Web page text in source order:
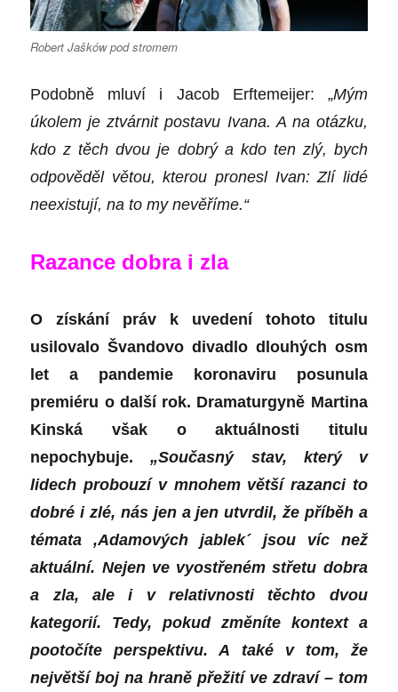
Robert Jašków pod stromem
Podobně mluví i Jacob Erftemeijer: „Mým
úkolem je ztvárnit postavu Ivana. A na otázku,
kdo z těch dvou je dobrý a kdo ten zlý, bych
odpověděl větou, kterou pronesl Ivan: Zlí lidé
neexistují, na to my nevěříme.“
Razance dobra i zla
O získání práv k uvedení tohoto titulu
usilovalo Švandovo divadlo dlouhých osm
let a pandemie koronaviru posunula
premiéru o další rok. Dramaturgyně Martina
Kinská však o aktuálnosti titulu
nepochybuje.„Současný stav, který v
lidech probouzí v mnohem větší razanci to
dobré i zlé, nás jen a jen utvrdil, že příběh a
témata ,Adamových jablek´ jsou víc než
aktuální. Nejen ve vyostřeném střetu dobra
a zla, ale i v relativnosti těchto dvou
kategorií. Tedy, pokud změníte kontext a
pootočíte perspektivu. A také v tom, že
největší boj na hraně přežití ve zdraví – tom